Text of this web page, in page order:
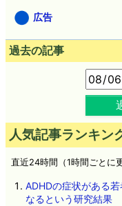
広告
過去の記事
人気記事ランキン
直近24時間（1時間ごとに
ADHDの症状がある
なるという研究結果